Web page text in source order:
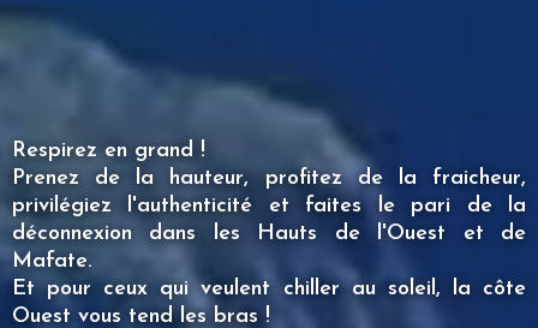
Respirez en grand !
Prenez de la hauteur, profitez de la fraicheur,
privilégiez l'authenticité et faites le pari de la
déconnexion dans les Hauts de l'Ouest et de
Mafate.
Et pour ceux qui veulent chiller au soleil, la côte
Ouest vous tend les bras !